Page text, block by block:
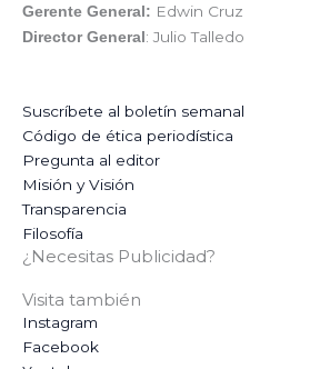
Gerente General: Edwin Cruz
Director General : Julio Talledo
Suscríbete al boletín semanal
Código de ética periodística
Pregunta al editor
Misión y Visión
Transparencia
Filosofía
¿Necesitas Publicidad?
Visita también
Instagram
Facebook